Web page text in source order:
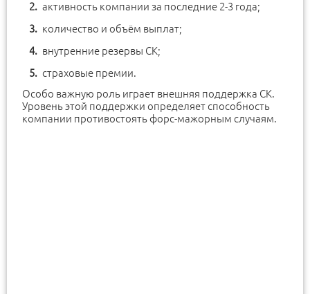
активность компании за последние 2-3 года;
количество и объём выплат;
внутренние резервы СК;
страховые премии.
Особо важную роль играет внешняя поддержка СК.
Уровень этой поддержки определяет способность
компании противостоять форс-мажорным случаям.